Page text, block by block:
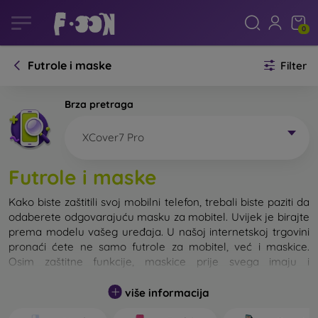
0
Futrole i maske Filter
Brza pretraga
XCover7 Pro
Futrole i maske
Kako biste zaštitili svoj mobilni telefon, trebali biste paziti da
odaberete odgovarajuću masku za mobitel. Uvijek je birajte
prema modelu vašeg uređaja. U našoj internetskoj trgovini
pronaći ćete ne samo futrole za mobitel, već i maskice.
Osim zaštitne funkcije, maskice prije svega imaju i
Maskicu za mobitel možemo također nazvati i stražnjom
više informacija